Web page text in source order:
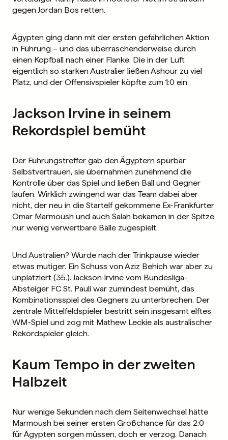
gegen Jordan Bos retten.
Ägypten ging dann mit der ersten gefährlichen Aktion
in Führung – und das überraschenderweise durch
einen Kopfball nach einer Flanke: Die in der Luft
eigentlich so starken Australier ließen Ashour zu viel
Platz, und der Offensivspieler köpfte zum 1:0 ein.
Jackson Irvine in seinem
Rekordspiel bemüht
Der Führungstreffer gab den Ägyptern spürbar
Selbstvertrauen, sie übernahmen zunehmend die
Kontrolle über das Spiel und ließen Ball und Gegner
laufen. Wirklich zwingend war das Team dabei aber
nicht, der neu in die Startelf gekommene Ex-Frankfurter
Omar Marmoush und auch Salah bekamen in der Spitze
nur wenig verwertbare Bälle zugespielt.
Und Australien? Wurde nach der Trinkpause wieder
etwas mutiger. Ein Schuss von Aziz Behich war aber zu
unplatziert (35.). Jackson Irvine vom Bundesliga-
Absteiger FC St. Pauli war zumindest bemüht, das
Kombinationsspiel des Gegners zu unterbrechen. Der
zentrale Mittelfeldspieler bestritt sein insgesamt elftes
WM-Spiel und zog mit Mathew Leckie als australischer
Rekordspieler gleich.
Kaum Tempo in der zweiten
Halbzeit
Nur wenige Sekunden nach dem Seitenwechsel hätte
Marmoush bei seiner ersten Großchance für das 2:0
für Ägypten sorgen müssen, doch er verzog. Danach